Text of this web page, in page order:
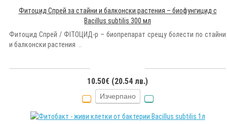
Фитоцид Спрей за стайни и балконски растения – биофунгицид с
Bacillus subtilis 300 мл
Фитоцид Спрей / ФІТОЦИД-р – биопрепарат срещу болести по стайни
и балконски растения ..
10.50€ (20.54 лв.)
Изчерпано